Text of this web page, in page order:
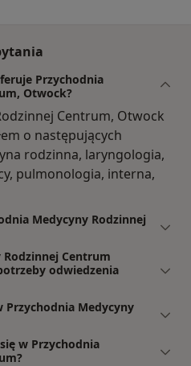
Przychodnia
Otwock?
Centrum, Otwock
o następujących
rodzinna, laryngologia,
pulmonologia, interna,
Medycyny Rodzinnej
Rodzinnej Centrum
odwiedzenia
Przychodnia Medycyny
w Przychodnia